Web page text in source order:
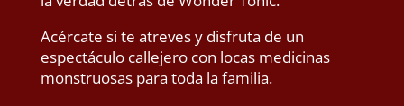
Acércate si te atreves y disfruta de un
espectáculo callejero con locas medicinas
monstruosas para toda la familia.